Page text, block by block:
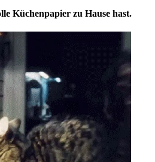
Küchenpapier zu Hause hast.